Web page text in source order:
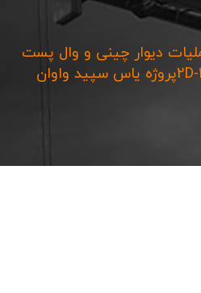
دیوار چینی و وال پست